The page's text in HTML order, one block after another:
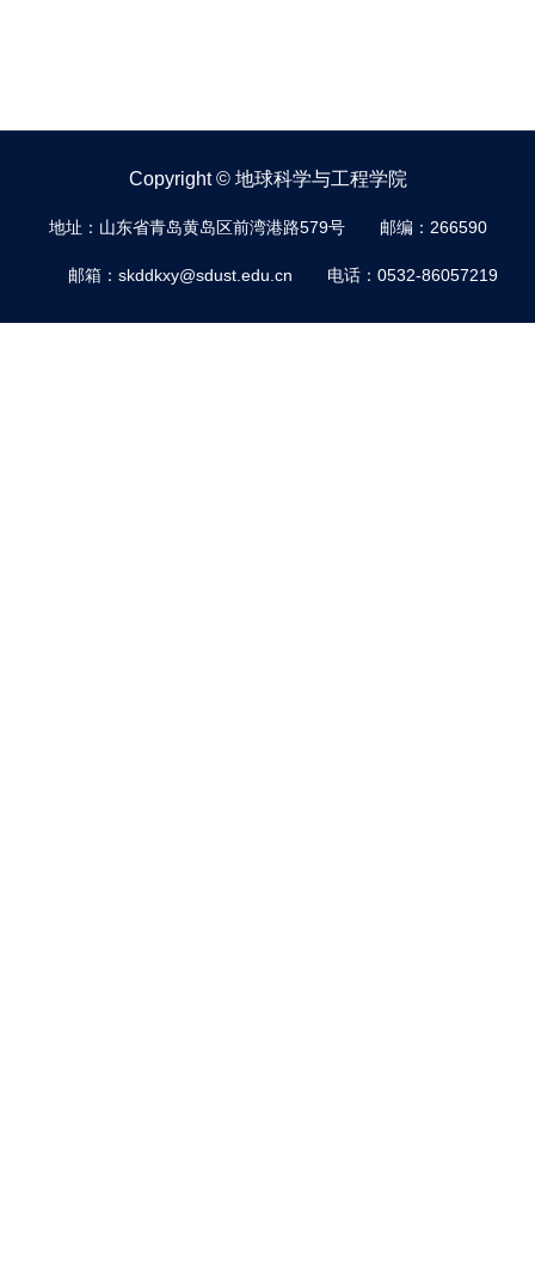
Copyright © 地球科学与工程学院
地址：山东省青岛黄岛区前湾港路579号 邮编：266590
邮箱：skddkxy@sdust.edu.cn 电话：0532-86057219